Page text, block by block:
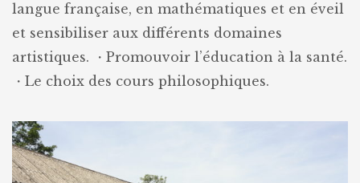
langue française, en mathématiques et en éveil
et sensibiliser aux différents domaines
artistiques. ・Promouvoir l’éducation à la santé.
・Le choix des cours philosophiques.